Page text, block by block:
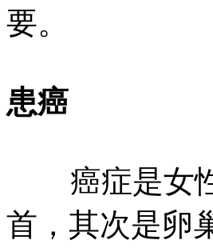
要。
患癌
癌症是女性
首，其次是卵